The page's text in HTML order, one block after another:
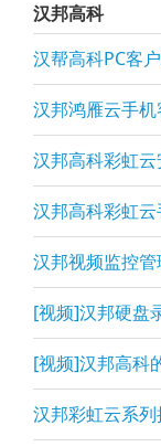
汉邦高科
汉帮高科PC客
汉邦鸿雁云手
汉邦高科彩虹
汉邦高科彩虹
汉邦视频监控
[视频]汉邦硬盘
[视频]汉邦高科
汉邦彩虹云系